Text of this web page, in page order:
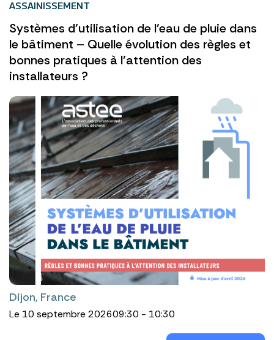
ASSAINISSEMENT
Systèmes d’utilisation de l’eau de pluie dans
le bâtiment – Quelle évolution des règles et
bonnes pratiques à l’attention des
installateurs ?
Dijon, France
Le 10 septembre 202609:30 - 10:30